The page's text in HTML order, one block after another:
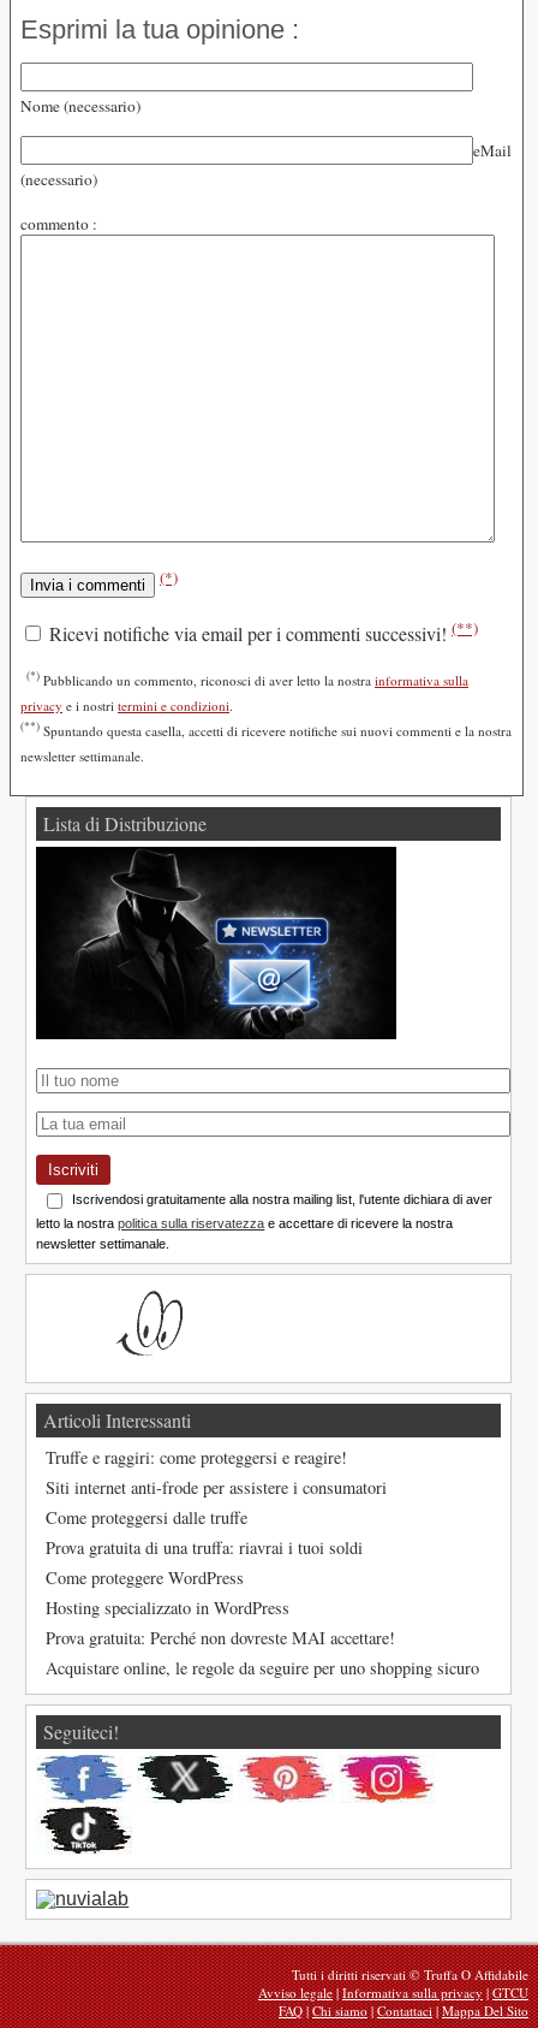
Esprimi la tua opinione :
Nome (necessario)
eMail
(necessario)
commento :
(*)
Ricevi notifiche via email per i commenti successivi! (**)
(*) Pubblicando un commento, riconosci di aver letto la nostra informativa sulla
privacy e i nostri termini e condizioni.
(**) Spuntando questa casella, accetti di ricevere notifiche sui nuovi commenti e la nostra
newsletter settimanale.
Lista di Distribuzione
Iscriviti
Iscrivendosi gratuitamente alla nostra mailing list, l'utente dichiara di aver
letto la nostrapolitica sulla riservatezza e accettare di ricevere la nostra
newsletter settimanale.
Articoli Interessanti
Truffe e raggiri: come proteggersi e reagire!
Siti internet anti-frode per assistere i consumatori
Come proteggersi dalle truffe
Prova gratuita di una truffa: riavrai i tuoi soldi
Come proteggere WordPress
Hosting specializzato in WordPress
Prova gratuita: Perché non dovreste MAI accettare!
Acquistare online, le regole da seguire per uno shopping sicuro
Seguiteci!
Tutti i diritti riservati © Truffa O Affidabile
Avviso legale|Informativa sulla privacy|GTCU
FAQ|Chi siamo|Contattaci|Mappa Del Sito